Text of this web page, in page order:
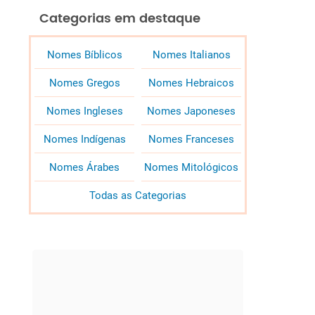
Categorias em destaque
Nomes Bíblicos Nomes Italianos
Nomes Gregos Nomes Hebraicos
Nomes Ingleses Nomes Japoneses
Nomes Indígenas Nomes Franceses
Nomes Árabes Nomes Mitológicos
Todas as Categorias